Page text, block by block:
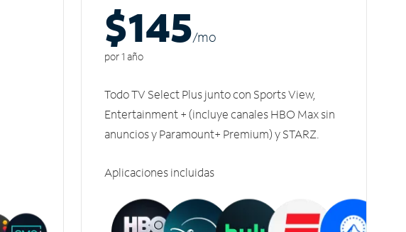
$145/mo
por 1 año
Todo TV Select Plus junto con Sports View,
Entertainment + (incluye canales HBO Max sin
anuncios y Paramount+ Premium) y STARZ.
Aplicaciones incluidas